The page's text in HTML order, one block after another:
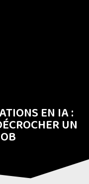
EN IA :
UN